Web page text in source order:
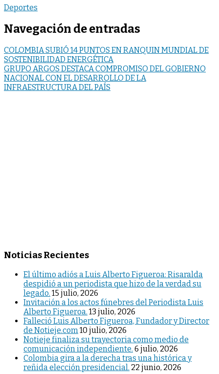
Deportes
Navegación de entradas
COLOMBIA SUBIÓ 14 PUNTOS EN RANQUIN MUNDIAL DE
SOSTENIBILIDAD ENERGÉTICA
GRUPO ARGOS DESTACA COMPROMISO DEL GOBIERNO
NACIONAL CON EL DESARROLLO DE LA
INFRAESTRUCTURA DEL PAÍS
Noticias Recientes
El último adiós a Luis Alberto Figueroa: Risaralda
despidió a un periodista que hizo de la verdad su
legado. 15 julio, 2026
Invitación a los actos fúnebres del Periodista Luis
Alberto Figueroa. 13 julio, 2026
Falleció Luis Alberto Figueroa, Fundador y Director
de Notieje.com 10 julio, 2026
Notieje finaliza su trayectoria como medio de
comunicación independiente. 6 julio, 2026
Colombia gira a la derecha tras una histórica y
reñida elección presidencial. 22 junio, 2026